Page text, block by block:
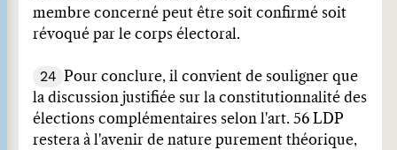
membre concerné peut être soit confirmé soit
révoqué par le corps électoral.
24
Pour conclure, il convient de souligner que
la discussion justifiée sur la constitutionnalité des
élections complémentaires selon l'art. 56 LDP
restera à l'avenir de nature purement théorique,